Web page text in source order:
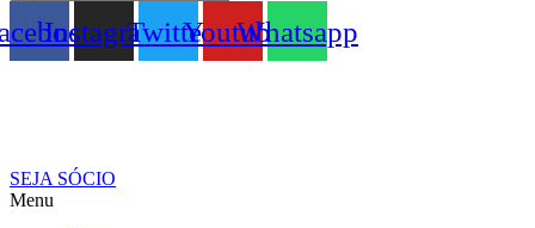
InstagramTwitterYoutubeWhatsapp
SEJA SÓCIO
Menu